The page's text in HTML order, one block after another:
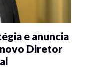
e anuncia
Diretor